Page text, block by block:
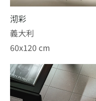
沏彩
義大利
60x120 cm